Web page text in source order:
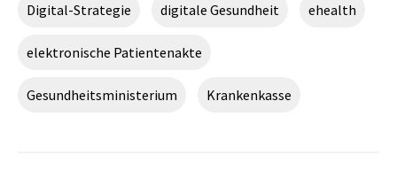
Digital-Strategie digitale Gesundheit ehealth
elektronische Patientenakte
Gesundheitsministerium Krankenkasse